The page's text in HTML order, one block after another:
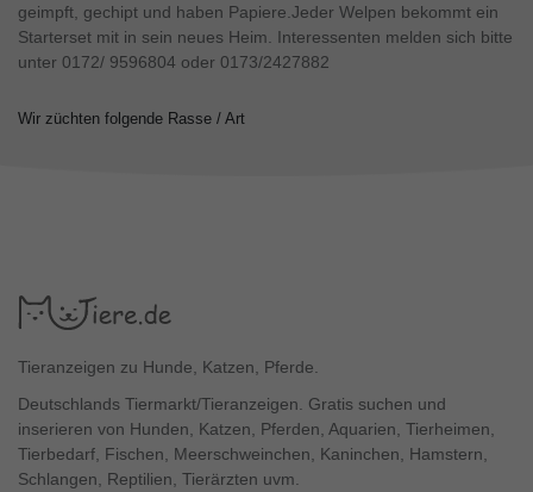
geimpft, gechipt und haben Papiere.Jeder Welpen bekommt ein
Starterset mit in sein neues Heim. Interessenten melden sich bitte
unter 0172/ 9596804 oder 0173/2427882
Wir züchten folgende Rasse / Art
Tieranzeigen zu Hunde, Katzen, Pferde.
Deutschlands Tiermarkt/Tieranzeigen. Gratis suchen und
inserieren von Hunden, Katzen, Pferden, Aquarien, Tierheimen,
Tierbedarf, Fischen, Meerschweinchen, Kaninchen, Hamstern,
Schlangen, Reptilien, Tierärzten uvm.